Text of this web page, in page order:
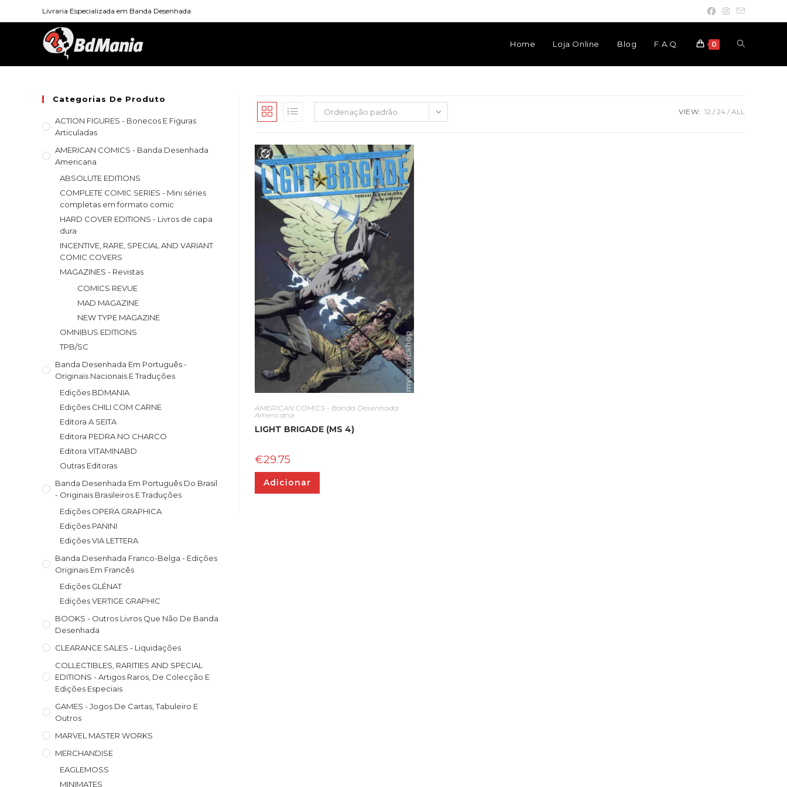
Livraria Especializada em Banda Desenhada
Home Loja Online Blog F.A.Q. 0 Toggle
Categorias De Produto
ACTION FIGURES - Bonecos E Figuras
Articuladas
AMERICAN COMICS - Banda Desenhada
Americana
ABSOLUTE EDITIONS
COMPLETE COMIC SERIES - Mini séries
completas em formato comic
HARD COVER EDITIONS - Livros de capa
dura
INCENTIVE, RARE, SPECIAL AND VARIANT
COMIC COVERS
MAGAZINES - Revistas
COMICS REVUE
MAD MAGAZINE
NEW TYPE MAGAZINE
OMNIBUS EDITIONS
TPB/SC
Banda Desenhada Em Português -
Originais Nacionais E Traduções
Edições BDMANIA
Edições CHILI COM CARNE
Editora A SEITA
Editora PEDRA NO CHARCO
Editora VITAMINABD
Outras Editoras
Banda Desenhada Em Português Do Brasil
- Originais Brasileiros E Traduções
Edições OPERA GRAPHICA
Edições PANINI
Edições VIA LETTERA
Banda Desenhada Franco-Belga - Edições
Originais Em Francês
Edições GLÉNAT
Edições VERTIGE GRAPHIC
BOOKS - Outros Livros Que Não De Banda
Desenhada
CLEARANCE SALES - Liquidações
COLLECTIBLES, RARITIES AND SPECIAL
EDITIONS - Artigos Raros, De Colecção E
Edições Especiais
GAMES - Jogos De Cartas, Tabuleiro E
Outros
MARVEL MASTER WORKS
MERCHANDISE
EAGLEMOSS
MINIMATES
Ordenação padrão VIEW: 12 24 ALL
AMERICAN COMICS - Banda Desenhada
Americana
LIGHT BRIGADE (MS 4)
€29.75
Adicionar